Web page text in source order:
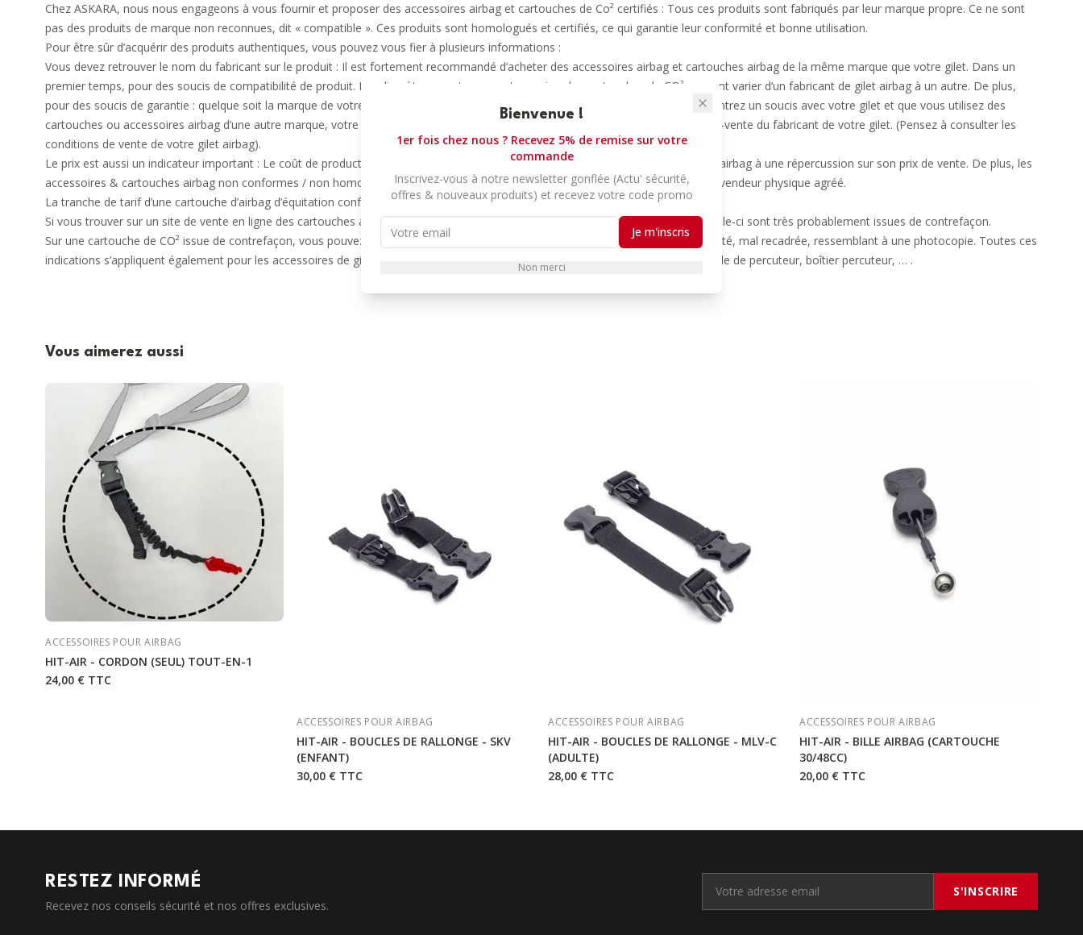
Chez ASKARA, nous nous engageons à vous fournir et proposer des accessoires airbag et cartouches de Co² certifiés : Tous ces produits sont fabriqués par leur marque propre. Ce ne sont
pas des produits de marque non reconnues, dit « compatible ». Ces produits sont homologués et certifiés, ce qui garantie leur conformité et bonne utilisation.
Pour être sûr d’acquérir des produits authentiques, vous pouvez vous fier à plusieurs informations :
Vous devez retrouver le nom du fabricant sur le produit : Il est fortement recommandé d’acheter des accessoires airbag et cartouches airbag de la même marque que votre gilet. Dans un
premier temps, pour des soucis de compatibilité de produit. Les diamètres, contenance et pression des cartouches de CO² peuvent varier d’un fabricant de gilet airbag à un autre. De plus,
pour des soucis de garantie : quelque soit la marque de votre airbag d’équitation, celui-ci est garantie 2 ans ou plus. Si vous rencontrez un soucis avec votre gilet et que vous utilisez des
cartouches ou accessoires airbag d’une autre marque, votre prise en charge en garantie pourrait être annulée par le service après-vente du fabricant de votre gilet. (Pensez à consulter les
conditions de vente de votre gilet airbag).
Le prix est aussi un indicateur important : Le coût de production et de certification / homologation des accessoires & cartouches airbag à une répercussion sur son prix de vente. De plus, les
accessoires & cartouches airbag non conformes / non homologués sont majoritairement vendus en ligne et rarement chez un revendeur physique agréé.
La tranche de tarif d’une cartouche d’airbag d’équitation conforme et certifiée est de 20,00 – 30,00€.
Si vous trouver sur un site de vente en ligne des cartouches avec un tarif unitaire inférieur à 18,00€ (hors lot ou tarif dégressif), celle-ci sont très probablement issues de contrefaçon.
Sur une cartouche de CO² issue de contrefaçon, vous pouvez relever visuellement une impression de l’étiquette de mauvaise qualité, mal recadrée, ressemblant à une photocopie. Toutes ces
indications s’appliquent également pour les accessoires de gilet airbag d’équitation : Cordon de déclenchement, sangle de selle, bille de percuteur, boîtier percuteur, … .
Vous aimerez aussi
ACCESSOIRES POUR AIRBAG
HIT-AIR - CORDON (SEUL) TOUT-EN-1
24,00 € TTC
ACCESSOIRES POUR AIRBAG
HIT-AIR - BOUCLES DE RALLONGE - SKV
(ENFANT)
30,00 € TTC
ACCESSOIRES POUR AIRBAG
HIT-AIR - BOUCLES DE RALLONGE - MLV-C
(ADULTE)
28,00 € TTC
ACCESSOIRES POUR AIRBAG
HIT-AIR - BILLE AIRBAG (CARTOUCHE
30/48CC)
20,00 € TTC
RESTEZ INFORMÉ
Recevez nos conseils sécurité et nos offres exclusives.
S'INSCRIRE
Bienvenue !
1er fois chez nous ? Recevez 5% de remise sur votre
commande
Inscrivez-vous à notre newsletter gonflée (Actu' sécurité,
offres & nouveaux produits) et recevez votre code promo
Je m'inscris
Non merci